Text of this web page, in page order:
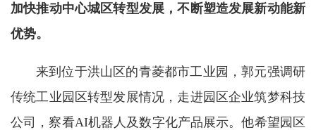
加快推动中心城区转型发展，不断塑造发展新动能新
优势。
来到位于洪山区的青菱都市工业园，郭元强调研
传统工业园区转型发展情况，走进园区企业筑梦科技
公司，察看AI机器人及数字化产品展示。他希望园区